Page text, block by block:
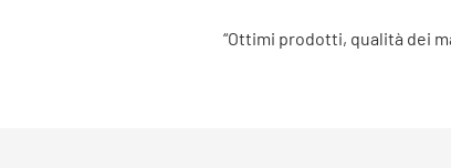
“Ottimi prodotti, qualità dei